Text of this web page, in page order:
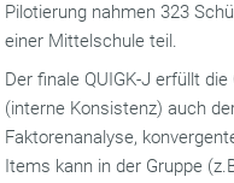
Pilotierung nahmen 323
einer Mittelschule teil.
Der finale QUIGK-J erfüllt
(interne Konsistenz) auch
Faktorenanalyse,
Items kann in der Gruppe